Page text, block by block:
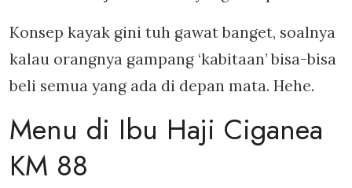
Konsep kayak gini tuh gawat banget, soalnya
kalau orangnya gampang ‘kabitaan’ bisa-bisa
beli semua yang ada di depan mata. Hehe.
Menu di Ibu Haji Ciganea
KM 88